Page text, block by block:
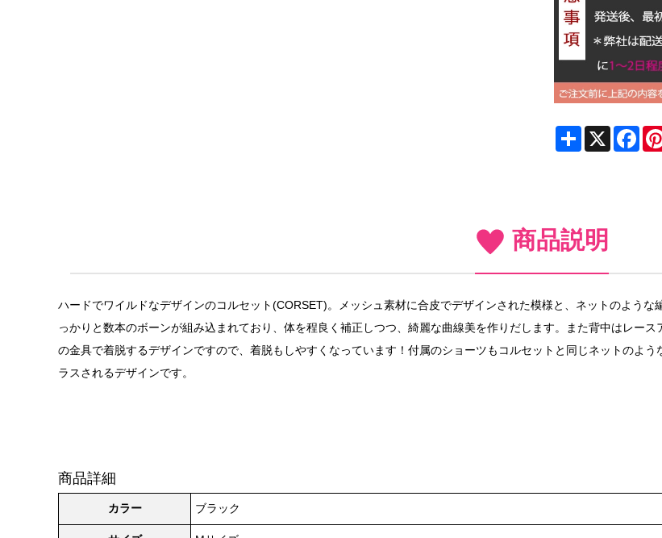
ShareX
商品説明
ハードでワイルドなデザインのコルセット(CORSET)。メッシュ素材に合皮でデザインされた模様と、ネットのよう
っかりと数本のボーンが組み込まれており、体を程良く補正しつつ、綺麗な曲線美を作りだします。また背中はレー
の金具で着脱するデザインですので、着脱もしやすくなっています！付属のショーツもコルセットと同じネットのよ
ラスされるデザインです。
商品詳細
カラー ブラック